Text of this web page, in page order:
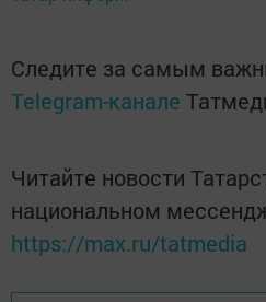
Следите за самым
Telegram-канале
Читайте новости
национальном
https://max.ru/tatmedia